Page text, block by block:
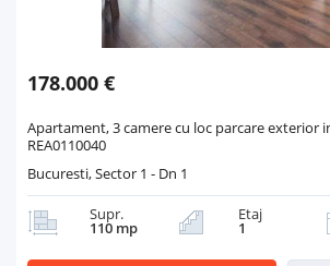
178.000 €
Apartament, 3 camere cu loc parcare exterior
REA0110040
Bucuresti, Sector 1 - Dn 1
Supr.
110 mp
Etaj
1